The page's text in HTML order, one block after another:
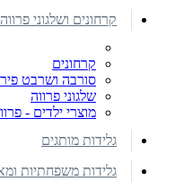
קרחונים ושלגוני פרווה
קרחונים
סורבה ושרבט
שלגוני פרווה
מוצרי ילדים -
גלידות מותגים
גלידות משפחתיות